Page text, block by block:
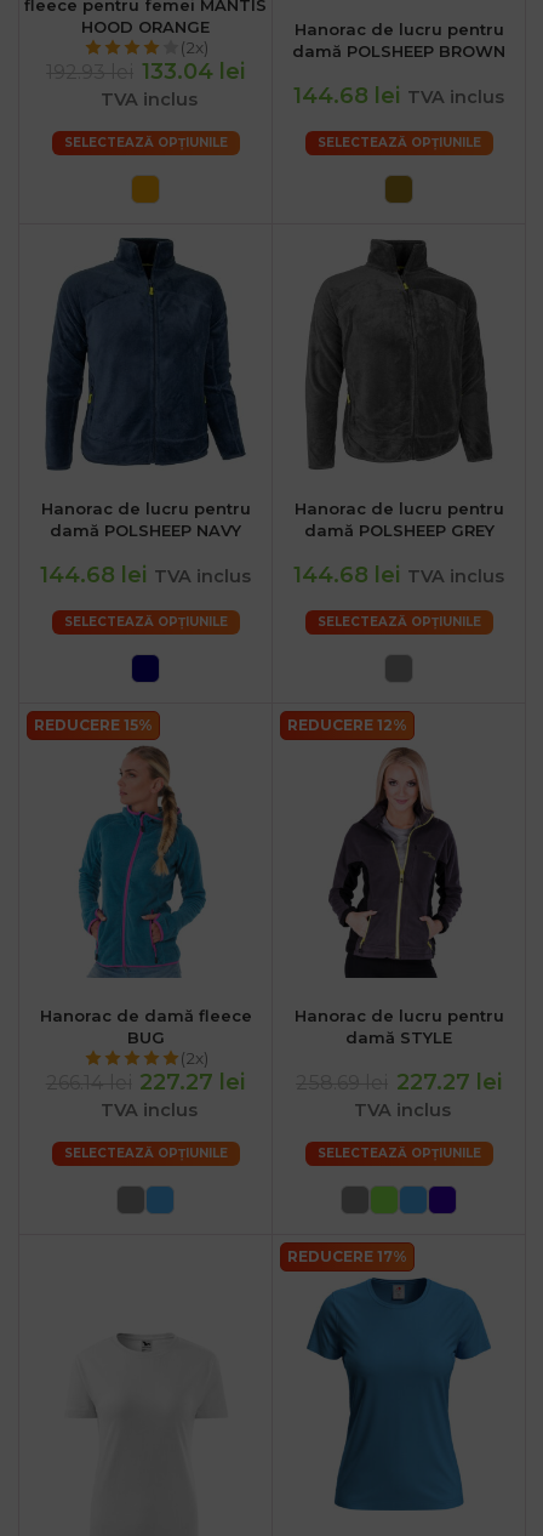
fleece pentru femei MANTIS
HOOD ORANGE
(2x)
133.04 lei
TVA inclus
SELECTEAZĂ OPȚIUNILE
Hanorac de lucru pentru
damă POLSHEEP BROWN
144.68 lei TVA inclus
SELECTEAZĂ OPȚIUNILE
Hanorac de lucru pentru
damă POLSHEEP NAVY
144.68 lei TVA inclus
SELECTEAZĂ OPȚIUNILE
Hanorac de lucru pentru
damă POLSHEEP GREY
144.68 lei TVA inclus
SELECTEAZĂ OPȚIUNILE
REDUCERE 15%
Hanorac de damă fleece
BUG
(2x)
227.27 lei
TVA inclus
SELECTEAZĂ OPȚIUNILE
REDUCERE 12%
Hanorac de lucru pentru
damă STYLE
227.27 lei
TVA inclus
SELECTEAZĂ OPȚIUNILE
REDUCERE 17%